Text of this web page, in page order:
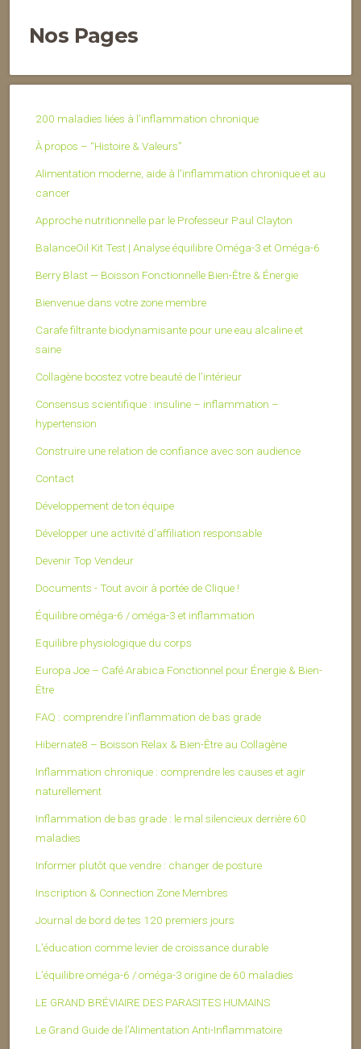
Nos Pages
200 maladies liées à l’inflammation chronique
À propos – “Histoire & Valeurs”
Alimentation moderne, aide à l'inflammation chronique et au
cancer
Approche nutritionnelle par le Professeur Paul Clayton
BalanceOil Kit Test | Analyse équilibre Oméga-3 et Oméga-6
Berry Blast — Boisson Fonctionnelle Bien-Être & Énergie
Bienvenue dans votre zone membre
Carafe filtrante biodynamisante pour une eau alcaline et
saine
Collagène boostez votre beauté de l’intérieur
Consensus scientifique : insuline – inflammation –
hypertension
Construire une relation de confiance avec son audience
Contact
Développement de ton équipe
Développer une activité d’affiliation responsable
Devenir Top Vendeur
Documents - Tout avoir à portée de Clique !
Équilibre oméga-6 / oméga-3 et inflammation
Equilibre physiologique du corps
Europa Joe – Café Arabica Fonctionnel pour Énergie & Bien-
Être
FAQ : comprendre l’inflammation de bas grade
Hibernate8 – Boisson Relax & Bien-Être au Collagène
Inflammation chronique : comprendre les causes et agir
naturellement
Inflammation de bas grade : le mal silencieux derrière 60
maladies
Informer plutôt que vendre : changer de posture
Inscription & Connection Zone Membres
Journal de bord de tes 120 premiers jours
L’éducation comme levier de croissance durable
L’équilibre oméga-6 / oméga-3 origine de 60 maladies
LE GRAND BRÉVIAIRE DES PARASITES HUMAINS
Le Grand Guide de l’Alimentation Anti-Inflammatoire